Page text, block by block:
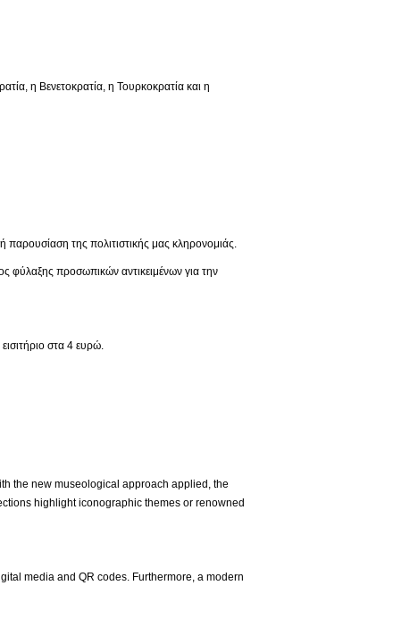
η Βενετοκρατία, η Τουρκοκρατία και η
της πολιτιστικής μας κληρονομιάς.
φύλαξης προσωπικών αντικειμένων για την
στα 4 ευρώ.
the new museological approach applied, the
highlight iconographic themes or renowned
media and QR codes. Furthermore, a modern